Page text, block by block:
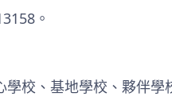
。
校、基地學校、夥伴